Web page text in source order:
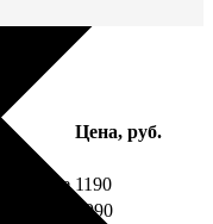
Цена, руб.
1190
1990